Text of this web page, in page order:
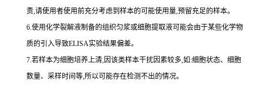
责,请使用者使用前充分考虑到样本的可能使用量,预留充足的样本。
6.使用化学裂解液制备的组织匀浆或细胞提取液可能会由于某些化学物
质的引入导致ELISA实验结果偏差。
7.若样本为细胞培养上清,因该类样本干扰因素较多,如:细胞状态、细胞
数量、采样时间等,所以可能存在检测不出的情况。